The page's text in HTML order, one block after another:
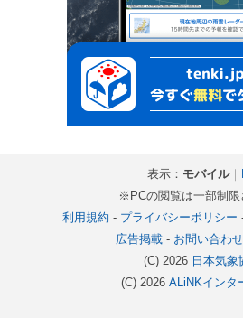
表示： モバイル｜
※PCの閲覧は一部制限
利用規約 - プライバシーポリシー
広告掲載- お問い合わせ
(C) 2026 日本気象
(C) 2026 ALiNKインタ